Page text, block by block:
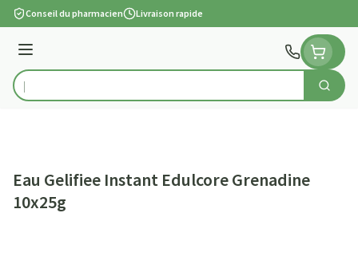
Aller au contenu
Conseil du pharmacien Livraison rapide
Menu
Rechercher
Eau Gelifiee Instant Edulcore Grenadine
10x25g